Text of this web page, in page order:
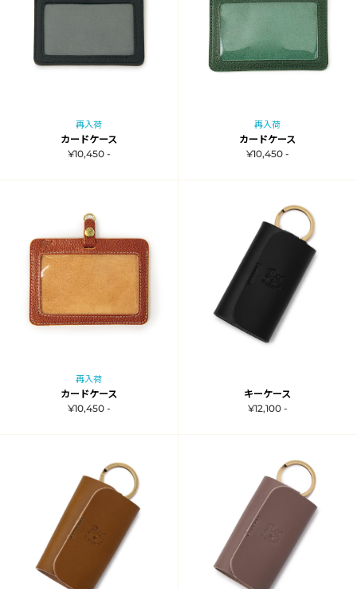
再入荷
カードケース
¥10,450 -
再入荷
カードケース
¥10,450 -
再入荷
カードケース
¥10,450 -
キーケース
¥12,100 -